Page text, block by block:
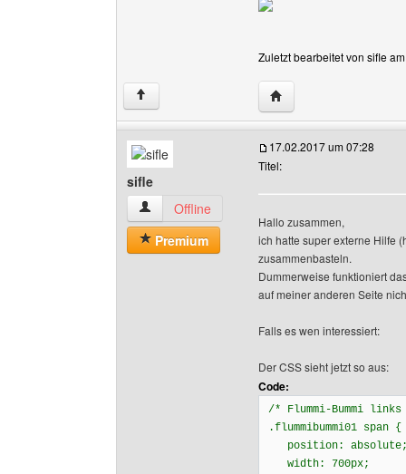
Zuletzt bearbeitet von sifle
↑ Website dieses
sifle
sifle Benutzer-Profile anzeigen
Offline
Premium
17.02.2017 um 07:28
Titel:
Hallo zusammen,
ich hatte super externe Hilfe
zusammenbasteln.
Dummerweise funktioniert
auf meiner anderen Seite
Falls es wen interessiert:
Der CSS sieht jetzt so aus:
Code:
/* Flummi-Bummi
.flummibummi01 span {
position:
width: 700px;